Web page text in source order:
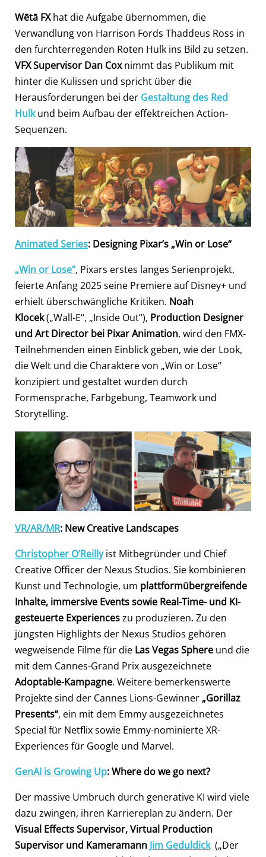
Wētā FXhat die Aufgabe übernommen, die
Verwandlung von Harrison Fords Thaddeus Ross in
den furchterregenden Roten Hulk ins Bild zu setzen.
VFX Supervisor Dan Coxnimmt das Publikum mit
hinter die Kulissen und spricht über die
Herausforderungen bei der Gestaltung des Red
Hulk und beim Aufbau der effektreichen Action-
Sequenzen.
Animated Series: Designing Pixar’s „Win or Lose“
„Win or Lose“, Pixars erstes langes Serienprojekt,
feierte Anfang 2025 seine Premiere auf Disney+ und
erhielt überschwängliche Kritiken. Noah
Klocek(„Wall-E“, „Inside Out“), Production Designer
und Art Director bei Pixar Animation, wird den FMX-
Teilnehmenden einen Einblick geben, wie der Look,
die Welt und die Charaktere von „Win or Lose“
konzipiert und gestaltet wurden durch
Formensprache, Farbgebung, Teamwork und
Storytelling.
VR/AR/MR: New Creative Landscapes
Christopher O’Reillyist Mitbegründer und Chief
Creative Officer der Nexus Studios. Sie kombinieren
Kunst und Technologie, um plattformübergreifende
Inhalte, immersive Events sowie Real-Time- und KI-
gesteuerte Experienceszu produzieren. Zu den
jüngsten Highlights der Nexus Studios gehören
wegweisende Filme für die Las Vegas Sphere und die
mit dem Cannes-Grand Prix ausgezeichnete
Adoptable-Kampagne. Weitere bemerkenswerte
Projekte sind der Cannes Lions-Gewinner„Gorillaz
Presents“, ein mit dem Emmy ausgezeichnetes
Special für Netflix sowie Emmy-nominierte XR-
Experiences für Google und Marvel.
GenAI is Growing Up: Where do we go next?
Der massive Umbruch durch generative KI wird viele
dazu zwingen, ihren Karriereplan zu ändern. Der
Visual Effects Supervisor, Virtual Production
Supervisor und Kameramann Jim Geduldick („Der